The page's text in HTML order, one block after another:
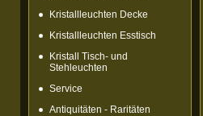
Kristallleuchten Decke
Kristallleuchten Esstisch
Kristall Tisch- und
Stehleuchten
Service
Antiquitäten - Raritäten